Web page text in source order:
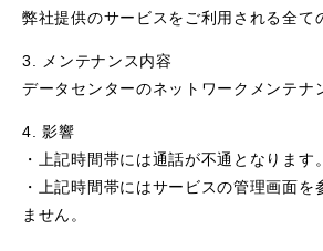
弊社提供のサービスをご利用される全て
3. メンテナンス内容
データセンターのネットワークメンテナ
4. 影響
・上記時間帯には通話が不通となります。
・上記時間帯にはサービスの管理画面を
ません。